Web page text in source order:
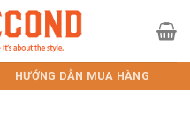
HƯỚNG DẪN MUA HÀNG